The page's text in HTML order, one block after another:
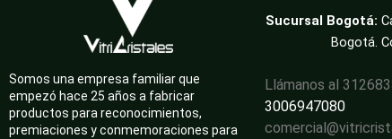
Somos una empresa familiar que
empezó hace 25 años a fabricar
productos para reconocimientos,
premiaciones y conmemoraciones para
Sucursal Bogotá:
Bogotá.
Llámanos al
3006947080